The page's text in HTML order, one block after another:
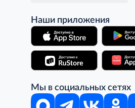
Наши приложения
Мы в социальных сетях